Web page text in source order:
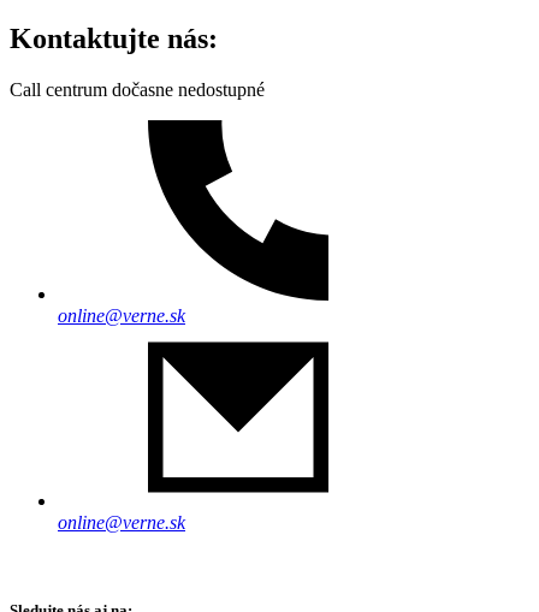
Kontaktujte nás:
Call centrum dočasne nedostupné
online@verne.sk
online@verne.sk